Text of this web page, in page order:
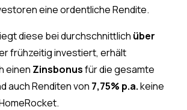
eine ordentliche Rendite.
diese bei durchschnittlich über
frühzeitig investiert, erhält
einen Zinsbonusfür die gesamte
auch Renditen von 7,75% p.a.keine